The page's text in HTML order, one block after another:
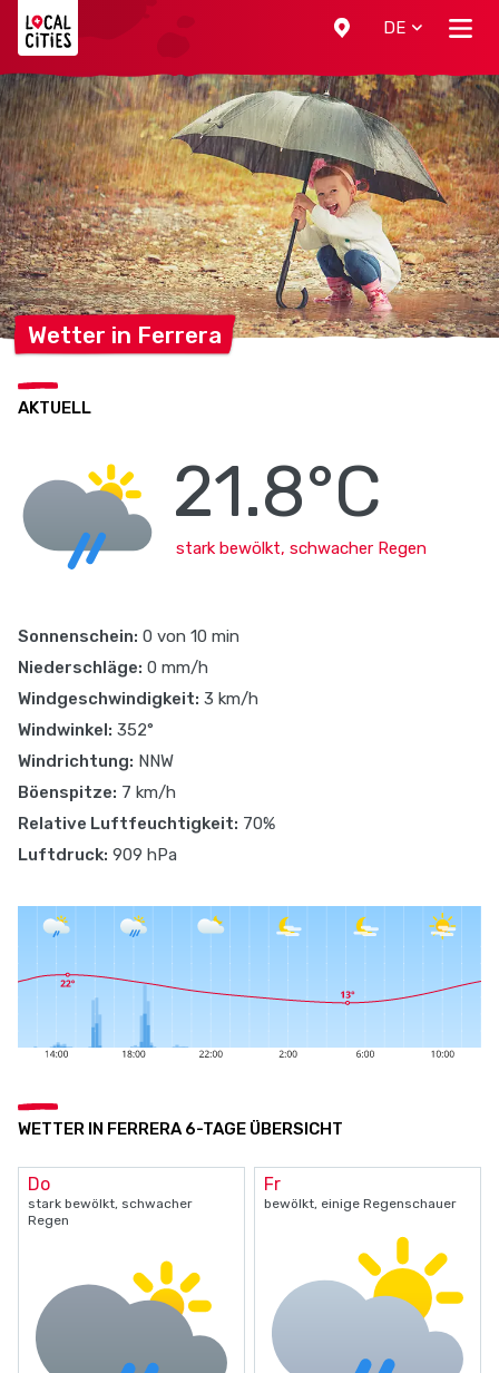
DE
Wetter in Ferrera
AKTUELL
21.8°C
stark bewölkt, schwacher Regen
Sonnenschein: 0 von 10 min
Niederschläge: 0 mm/h
Windgeschwindigkeit: 3 km/h
Windwinkel: 352°
Windrichtung: NNW
Böenspitze: 7 km/h
Relative Luftfeuchtigkeit: 70%
Luftdruck: 909 hPa
WETTER IN FERRERA 6-TAGE ÜBERSICHT
Do
stark bewölkt, schwacher
Regen
Fr
bewölkt, einige Regenschauer